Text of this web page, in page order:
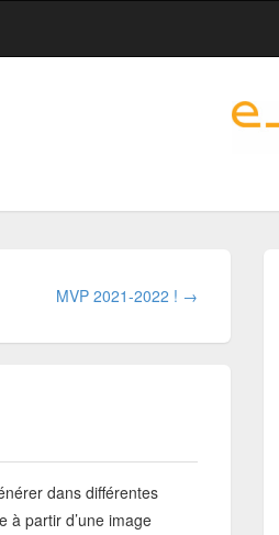
MVP 2021-2022 ! →
dans différentes
à partir d’une image